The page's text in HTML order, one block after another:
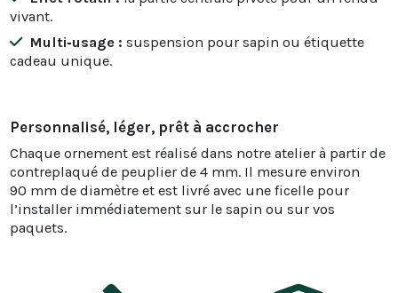
vivant.
Multi‑usage : suspension pour sapin ou étiquette
cadeau unique.
Personnalisé, léger, prêt à accrocher
Chaque ornement est réalisé dans notre atelier à partir de
contreplaqué de peuplier de 4 mm. Il mesure environ
90 mm de diamètre et est livré avec une ficelle pour
l’installer immédiatement sur le sapin ou sur vos
paquets.